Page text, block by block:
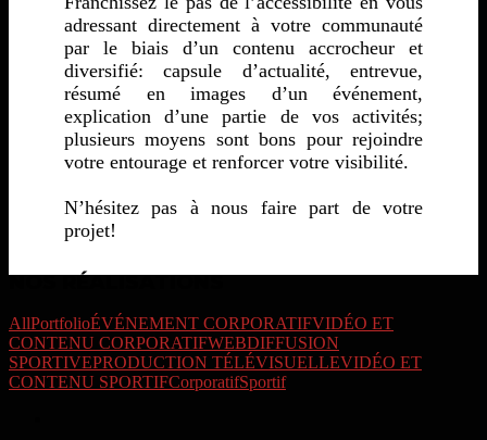
adressant directement à votre communauté
par le biais d’un contenu accrocheur et
diversifié: capsule d’actualité, entrevue,
résumé en images d’un événement,
explication d’une partie de vos activités;
plusieurs moyens sont bons pour rejoindre
votre entourage et renforcer votre visibilité.
N’hésitez pas à nous faire part de votre
projet!
NOS RÉALISATIONS
AllPortfolioÉVÉNEMENT CORPORATIFVIDÉO ET
CONTENU CORPORATIFWEBDIFFUSION
SPORTIVEPRODUCTION TÉLÉVISUELLEVIDÉO ET
CONTENU SPORTIFCorporatifSportif